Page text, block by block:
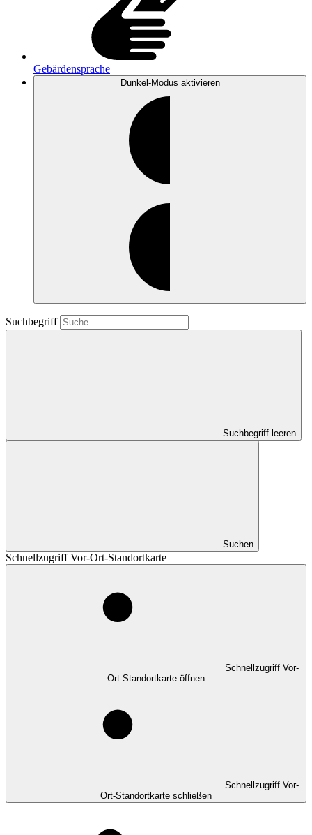
Gebärdensprache
Dunkel-Modus aktivieren
Suchbegriff
Suchbegriff leeren
Suchen
Schnellzugriff Vor-Ort-Standortkarte
Schnellzugriff Vor-
Ort-Standortkarte öffnen
Schnellzugriff Vor-
Ort-Standortkarte schließen